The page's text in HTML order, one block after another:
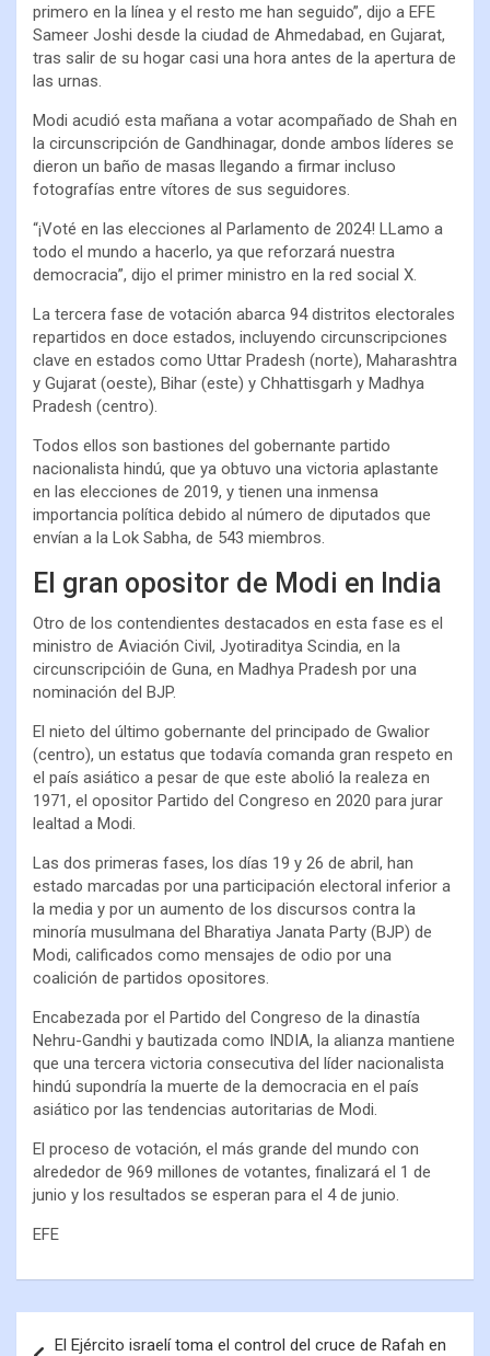
primero en la línea y el resto me han seguido”, dijo a EFE
Sameer Joshi desde la ciudad de Ahmedabad, en Gujarat,
tras salir de su hogar casi una hora antes de la apertura de
las urnas.
Modi acudió esta mañana a votar acompañado de Shah en
la circunscripción de Gandhinagar, donde ambos líderes se
dieron un baño de masas llegando a firmar incluso
fotografías entre vítores de sus seguidores.
“¡Voté en las elecciones al Parlamento de 2024! LLamo a
todo el mundo a hacerlo, ya que reforzará nuestra
democracia”, dijo el primer ministro en la red social X.
La tercera fase de votación abarca 94 distritos electorales
repartidos en doce estados, incluyendo circunscripciones
clave en estados como Uttar Pradesh (norte), Maharashtra
y Gujarat (oeste), Bihar (este) y Chhattisgarh y Madhya
Pradesh (centro).
Todos ellos son bastiones del gobernante partido
nacionalista hindú, que ya obtuvo una victoria aplastante
en las elecciones de 2019, y tienen una inmensa
importancia política debido al número de diputados que
envían a la Lok Sabha, de 543 miembros.
El gran opositor de Modi en India
Otro de los contendientes destacados en esta fase es el
ministro de Aviación Civil, Jyotiraditya Scindia, en la
circunscripcióin de Guna, en Madhya Pradesh por una
nominación del BJP.
El nieto del último gobernante del principado de Gwalior
(centro), un estatus que todavía comanda gran respeto en
el país asiático a pesar de que este abolió la realeza en
1971, el opositor Partido del Congreso en 2020 para jurar
lealtad a Modi.
Las dos primeras fases, los días 19 y 26 de abril, han
estado marcadas por una participación electoral inferior a
la media y por un aumento de los discursos contra la
minoría musulmana del Bharatiya Janata Party (BJP) de
Modi, calificados como mensajes de odio por una
coalición de partidos opositores.
Encabezada por el Partido del Congreso de la dinastía
Nehru-Gandhi y bautizada como INDIA, la alianza mantiene
que una tercera victoria consecutiva del líder nacionalista
hindú supondría la muerte de la democracia en el país
asiático por las tendencias autoritarias de Modi.
El proceso de votación, el más grande del mundo con
alrededor de 969 millones de votantes, finalizará el 1 de
junio y los resultados se esperan para el 4 de junio.
EFE
El Ejército israelí toma el control del cruce de Rafah en